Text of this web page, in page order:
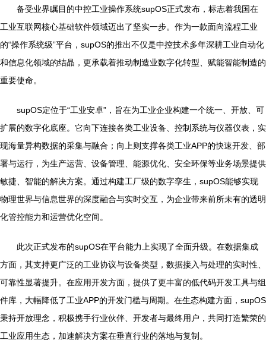
备受业界瞩目的中控工业操作系统supOS正式发布，标志着我国在
工业互联网核心基础软件领域迈出了坚实一步。作为一款面向流程工业
的“操作系统级”平台，supOS的推出不仅是中控技术多年深耕工业自动化
和信息化领域的结晶，更承载着推动制造业数字化转型、赋能智能制造的
重要使命。
supOS定位于“工业安卓”，旨在为工业企业构建一个统一、开放、可
扩展的数字化底座。它向下连接各类工业设备、控制系统与仪器仪表，实
现海量异构数据的采集与融合；向上则支撑各类工业APP的快速开发、部
署与运行，为生产运营、设备管理、能源优化、安全环保等业务场景提供
敏捷、智能的解决方案。通过构建工厂级的数字孪生，supOS能够实现
物理世界与信息世界的深度融合与实时交互，为企业带来前所未有的透明
化管控能力和运营优化空间。
此次正式发布的supOS在平台能力上实现了全面升级。在数据集成
方面，其支持更广泛的工业协议与设备类型，数据接入与处理的实时性、
可靠性显著提升。在应用开发方面，提供了更丰富的低代码开发工具与组
件库，大幅降低了工业APP的开发门槛与周期。在生态构建方面，supOS
秉持开放理念，积极携手行业伙伴、开发者与最终用户，共同打造繁荣的
工业应用生态，加速解决方案在垂直行业的落地与复制。